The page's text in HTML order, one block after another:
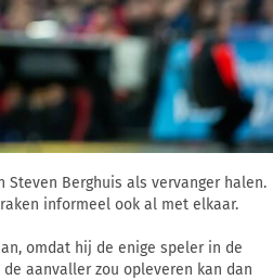
Steven Berghuis als vervanger halen.
informeel ook al met elkaar.
omdat hij de enige speler in de
aanvaller zou opleveren kan dan